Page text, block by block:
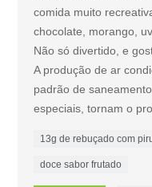
comida muito
chocolate, morango,
Não só divertido, e
A produção de ar
padrão de
especiais, tornam o
13g de rebuçado com
doce sabor frutado